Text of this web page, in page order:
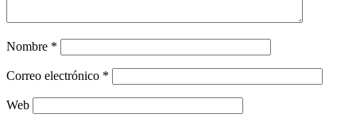
Nombre *
Correo electrónico *
Web